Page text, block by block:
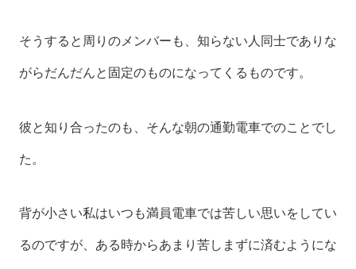
そうすると周りのメンバーも、知らない人同士でありな
がらだんだんと固定のものになってくるものです。
彼と知り合ったのも、そんな朝の通勤電車でのことでし
た。
背が小さい私はいつも満員電車では苦しい思いをしてい
るのですが、ある時からあまり苦しまずに済むようにな